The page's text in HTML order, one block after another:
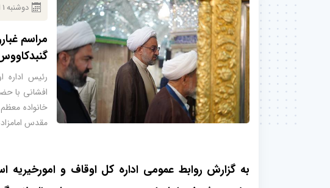
دوشنبه1
مراسم
رئیس اداره
افشانی با
خانواده
مقدس
به گزارش روابط عمومی اداره کل اوقاف و امورخیریه